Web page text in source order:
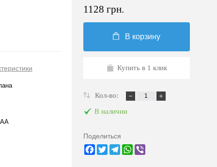
1128 грн.
В корзину
Купить в 1 клик
Кол-во:
В наличии
Поделиться
Facebook
TwitterTelegramWhatsApp